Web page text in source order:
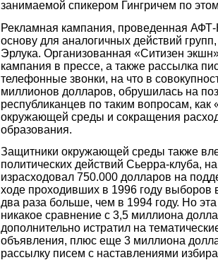
занимаемой спикером Гингричем по
Рекламная кампания, проведенная
основу для аналогичных действий
Эрлука. Организованная «Ситизен
кампания в прессе, а также рассылка
телефонные звонки, на что в
миллионов долларов, обрушилась на
республиканцев по таким вопросам, как
окружающей среды и сокращения
образования.
Защитники окружающей среды также
политических действий Сьерра-клуба,
израсходовал 750.000 долларов на
ходе проходивших в 1996 году выборов
два раза больше, чем в 1994 году. Но
никакое сравнение с 3,5 миллиона
дополнительно истратил на
объявления, плюс еще 3 миллиона
рассылку писем с наставлениями